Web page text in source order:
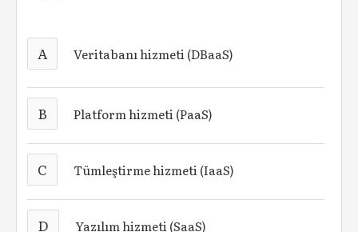
A Veritabanı hizmeti (DBaaS)
B Platform hizmeti (PaaS)
C Tümleştirme hizmeti (IaaS)
D Yazılım hizmeti (SaaS)